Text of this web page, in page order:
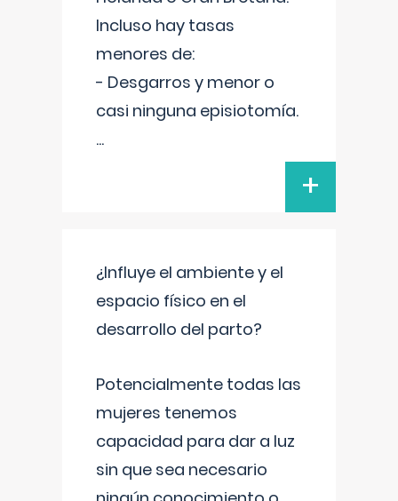
Incluso hay tasas
menores de:
- Desgarros y menor o
casi ninguna episiotomía.
...
+
¿Influye el ambiente y el
espacio físico en el
desarrollo del parto?
Potencialmente todas las
mujeres tenemos
capacidad para dar a luz
sin que sea necesario